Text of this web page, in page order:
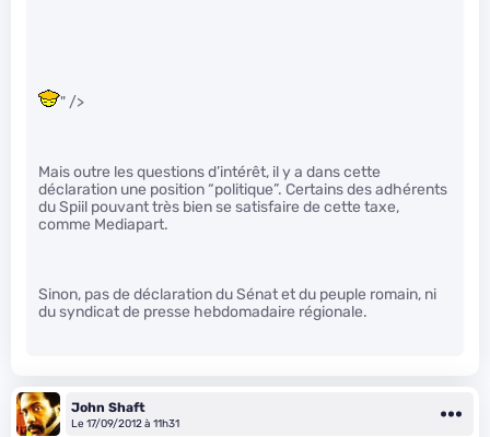
" />
Mais outre les questions d’intérêt, il y a dans cette
déclaration une position “politique”. Certains des adhérents
du Spiil pouvant très bien se satisfaire de cette taxe,
comme Mediapart.
Sinon, pas de déclaration du Sénat et du peuple romain, ni
du syndicat de presse hebdomadaire régionale.
John Shaft
Le 17/09/2012 à 11h31